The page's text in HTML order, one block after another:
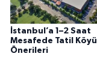
İstanbul’a 1–2 Saat
Mesafede Tatil Köyü
Önerileri